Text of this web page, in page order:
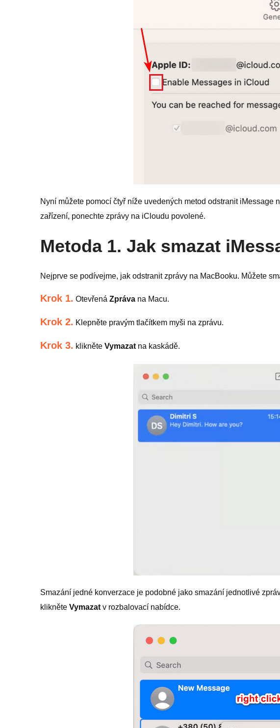
Nyní můžete pomocí čtyř níže uvedených metod odstranit
zařízení, ponechte zprávy na iCloudu povolené.
Metoda 1. Jak smazat
Nejprve se podívejme, jak odstranit zprávy na MacBooku. Můžete
Krok 1. Otevřená Zpráva na Macu.
Krok 2. Klepněte pravým tlačítkem myši na zprávu.
Krok 3. klikněte Vymazat na kaskádě.
Smazání jedné konverzace je podobné jako smazání jednotlivé
klikněte Vymazat v rozbalovací nabídce.